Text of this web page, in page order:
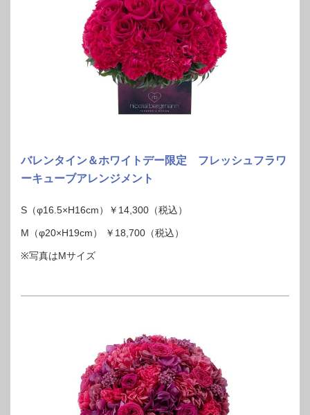
バレンタイン＆ホワイトデー限定 フレッシュフラワ
ーキューブアレンジメント
S（φ16.5×H16cm）￥14,300（税込）
M（φ20×H19cm） ￥18,700（税込）
※写真はMサイズ